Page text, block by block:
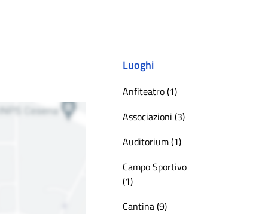
Luoghi
Anfiteatro (1)
Associazioni (3)
Auditorium (1)
Campo Sportivo
(1)
Cantina (9)